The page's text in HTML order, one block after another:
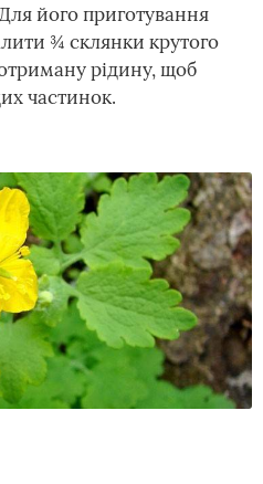
його приготування
¾ склянки крутого
рідину, щоб
частинок.